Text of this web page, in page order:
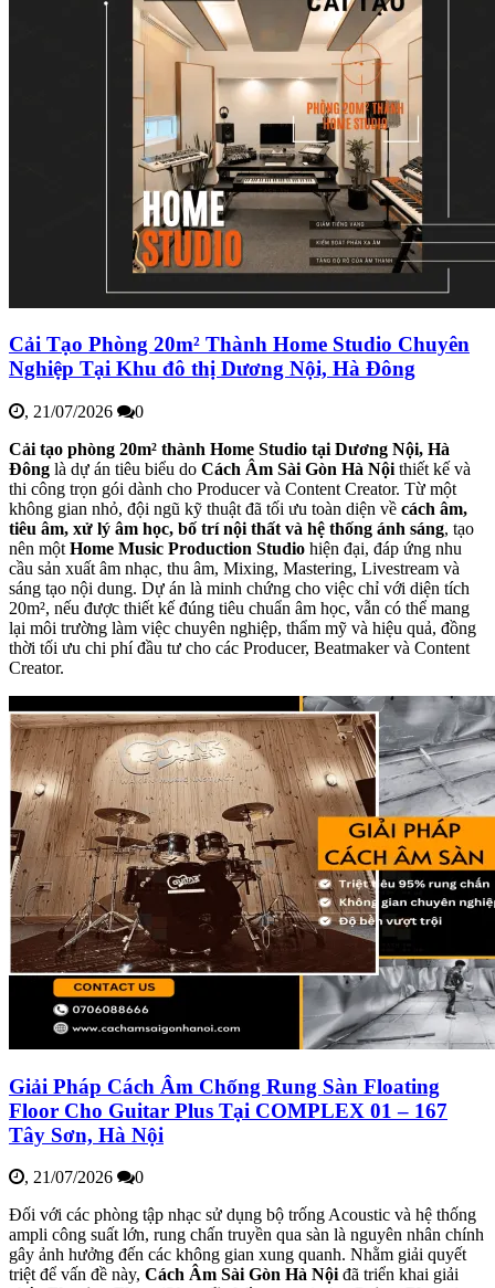
Cải Tạo Phòng 20m² Thành Home Studio Chuyên
Nghiệp Tại Khu đô thị Dương Nội, Hà Đông
, 21/07/2026
0
Cải tạo phòng 20m² thành Home Studio tại Dương Nội, Hà
Đông là dự án tiêu biểu do Cách Âm Sài Gòn Hà Nội thiết kế và
thi công trọn gói dành cho Producer và Content Creator. Từ một
không gian nhỏ, đội ngũ kỹ thuật đã tối ưu toàn diện về cách âm,
tiêu âm, xử lý âm học, bố trí nội thất và hệ thống ánh sáng, tạo
nên một Home Music Production Studio hiện đại, đáp ứng nhu
cầu sản xuất âm nhạc, thu âm, Mixing, Mastering, Livestream và
sáng tạo nội dung. Dự án là minh chứng cho việc chỉ với diện tích
20m², nếu được thiết kế đúng tiêu chuẩn âm học, vẫn có thể mang
lại môi trường làm việc chuyên nghiệp, thẩm mỹ và hiệu quả, đồng
thời tối ưu chi phí đầu tư cho các Producer, Beatmaker và Content
Creator.
Giải Pháp Cách Âm Chống Rung Sàn Floating
Floor Cho Guitar Plus Tại COMPLEX 01 – 167
Tây Sơn, Hà Nội
, 21/07/2026
0
Đối với các phòng tập nhạc sử dụng bộ trống Acoustic và hệ thống
ampli công suất lớn, rung chấn truyền qua sàn là nguyên nhân chính
gây ảnh hưởng đến các không gian xung quanh. Nhằm giải quyết
triệt để vấn đề này, Cách Âm Sài Gòn Hà Nội đã triển khai giải